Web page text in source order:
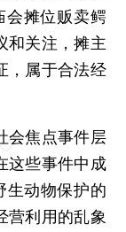
会摊位贩卖鳄
和关注，摊主
，属于合法经
焦点事件层
这些事件中成
生动物保护的
营利用的乱象